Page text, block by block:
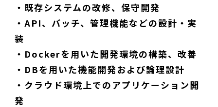
・既存システムの改修、保守開発
・API、バッチ、管理機能などの設計・実
装
・Dockerを用いた開発環境の構築、改善
・DBを用いた機能開発および論理設計
・クラウド環境上でのアプリケーション開
発